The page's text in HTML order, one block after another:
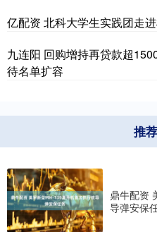
亿配资 北科大学生实践团走
九连阳 回购增持再贷款超
待名单扩容
推
鼎牛配资
导弹安保